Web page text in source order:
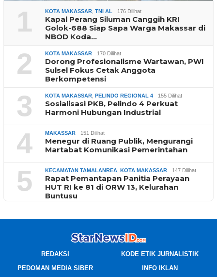
1 KOTA MAKASSAR TNI AL 176 Dilihat
Kapal Perang Siluman Canggih KRI
Golok-688 Siap Sapa Warga Makassar di
NBOD Koda…
2 KOTA MAKASSAR 170 Dilihat
Dorong Profesionalisme Wartawan, PWI
Sulsel Fokus Cetak Anggota
Berkompetensi
3 KOTA MAKASSAR PELINDO REGIONAL 4 155 Dilihat
Sosialisasi PKB, Pelindo 4 Perkuat
Harmoni Hubungan Industrial
4 MAKASSAR 151 Dilihat
Menegur di Ruang Publik, Mengurangi
Martabat Komunikasi Pemerintahan
5 KECAMATAN TAMALANREA KOTA MAKASSAR 147 Dilihat
Rapat Pemantapan Panitia Perayaan
HUT RI ke 81 di ORW 13, Kelurahan
Buntusu
REDAKSI
KODE ETIK JURNALISTIK
PEDOMAN MEDIA SIBER
INFO IKLAN